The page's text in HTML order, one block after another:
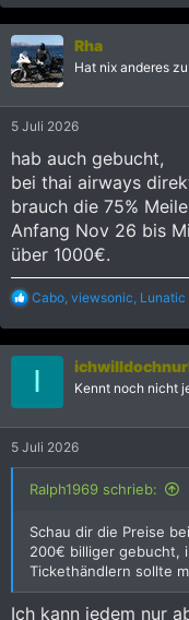
a
k
t
i
o
n
:
Rha
Hat nix anderes
5 Juli 2026
hab auch gebucht,
bei thai airways
brauch die 75%
Anfang Nov 26 bis
über 1000€.
R
a
k
n
:
Cabo viewsonic Lunatic
I Kennt noch nicht
5 Juli 2026
Ralph1969 schrieb:
Schau dir die Preise
200€ billiger gebucht,
Tickethändlern sollte
Ich kann jedem nur